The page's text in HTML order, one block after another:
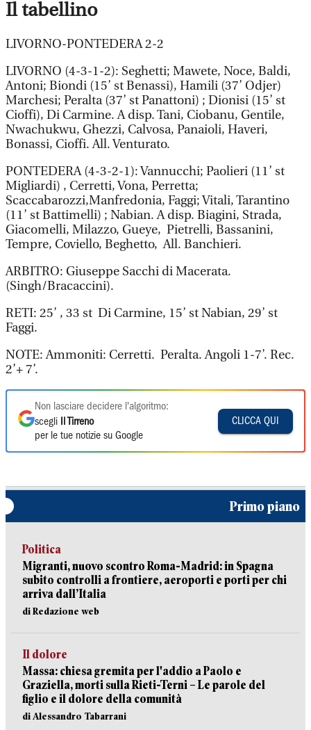
Il tabellino
LIVORNO-PONTEDERA 2-2
LIVORNO (4-3-1-2): Seghetti; Mawete, Noce, Baldi,
Antoni; Biondi (15’ st Benassi), Hamili (37’ Odjer)
Marchesi; Peralta (37’ st Panattoni) ; Dionisi (15’ st
Cioffi), Di Carmine. A disp. Tani, Ciobanu, Gentile,
Nwachukwu, Ghezzi, Calvosa, Panaioli, Haveri,
Bonassi, Cioffi. All. Venturato.
PONTEDERA (4-3-2-1): Vannucchi; Paolieri (11’ st
Migliardi) , Cerretti, Vona, Perretta;
Scaccabarozzi,Manfredonia, Faggi; Vitali, Tarantino
(11’ st Battimelli) ; Nabian. A disp. Biagini, Strada,
Giacomelli, Milazzo, Gueye, Pietrelli, Bassanini,
Tempre, Coviello, Beghetto, All. Banchieri.
ARBITRO: Giuseppe Sacchi di Macerata.
(Singh/Bracaccini).
RETI: 25’ , 33 st Di Carmine, 15’ st Nabian, 29’ st
Faggi.
NOTE: Ammoniti: Cerretti. Peralta. Angoli 1-7’. Rec.
2’+ 7’.
Non lasciare decidere l'algoritmo:
scegli
Il Tirreno
per le tue notizie su Google
CLICCA QUI
Primo piano
Politica
Migranti, nuovo scontro Roma-Madrid: in Spagna
subito controlli a frontiere, aeroporti e porti per chi
arriva dall’Italia
di Redazione web
Il dolore
Massa: chiesa gremita per l'addio a Paolo e
Graziella, morti sulla Rieti-Terni – Le parole del
figlio e il dolore della comunità
di Alessandro Tabarrani